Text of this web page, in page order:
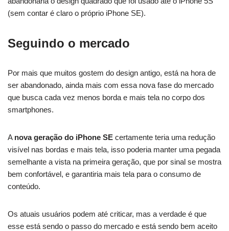
(sem contar é claro o próprio iPhone SE).
Seguindo o mercado
Por mais que muitos gostem do design antigo, está na hora de
ser abandonado, ainda mais com essa nova fase do mercado
que busca cada vez menos borda e mais tela no corpo dos
smartphones.
A nova geração do iPhone SE certamente teria uma redução
visível nas bordas e mais tela, isso poderia manter uma pegada
semelhante a vista na primeira geração, que por sinal se mostra
bem confortável, e garantiria mais tela para o consumo de
conteúdo.
Os atuais usuários podem até criticar, mas a verdade é que
esse está sendo o passo do mercado e está sendo bem aceito